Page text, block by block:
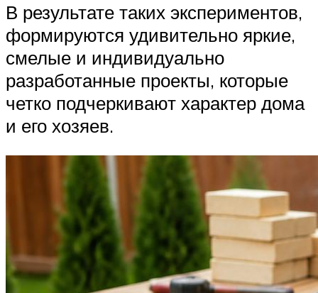
В результате таких экспериментов,
формируются удивительно яркие,
смелые и индивидуально
разработанные проекты, которые
четко подчеркивают характер дома
и его хозяев.